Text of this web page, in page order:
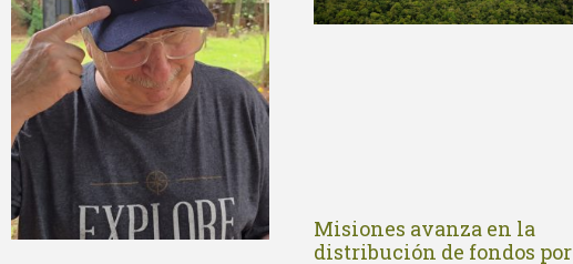
Misiones avanza en la
distribución de fondos por